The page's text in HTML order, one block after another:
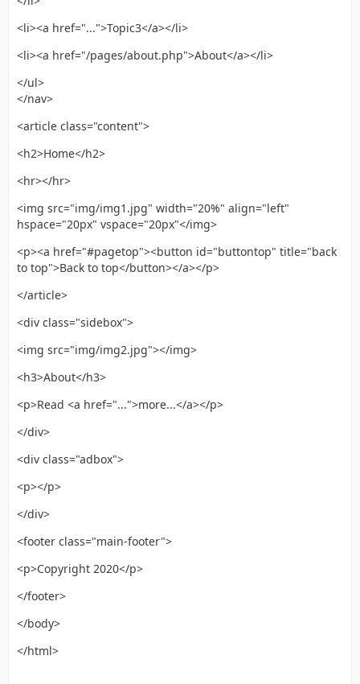
<li><a href="...">Topic3</a></li>
<li><a href="/pages/about.php">About</a></li>
</ul>
</nav>
<article class="content">
<h2>Home</h2>
<hr></hr>
<img src="img/img1.jpg" width="20%" align="left"
hspace="20px" vspace="20px"</img>
<p><a href="#pagetop"><button id="buttontop" title="back
to top">Back to top</button></a></p>
</article>
<div class="sidebox">
<img src="img/img2.jpg"></img>
<h3>About</h3>
<p>Read <a href="...">more...</a></p>
</div>
<div class="adbox">
<p></p>
</div>
<footer class="main-footer">
<p>Copyright 2020</p>
</footer>
</body>
</html>